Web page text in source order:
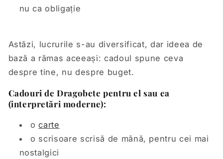
nu ca obligație
Astăzi, lucrurile s-au diversificat, dar ideea de
bază a rămas aceeași: cadoul spune ceva
despre tine, nu despre buget.
Cadouri de Dragobete pentru el sau ea
(interpretări moderne):
ocarte
o scrisoare scrisă de mână, pentru cei mai
nostalgici